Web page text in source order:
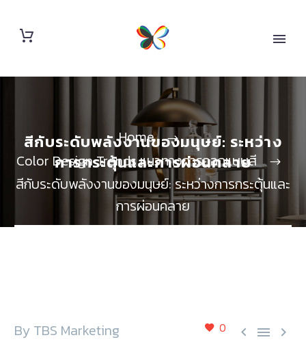
สีกับระดับพลังงานของมนุษย์: ระหว่าง
การกระตุ้นและการผ่อนคลาย
Home
Color Design Trends แนวทางการออกแบบสี
สีกับระดับพลังงานของมนุษย์: ระหว่างการกระตุ้นและ
การผ่อนคลาย
0   
By TBS Marketing